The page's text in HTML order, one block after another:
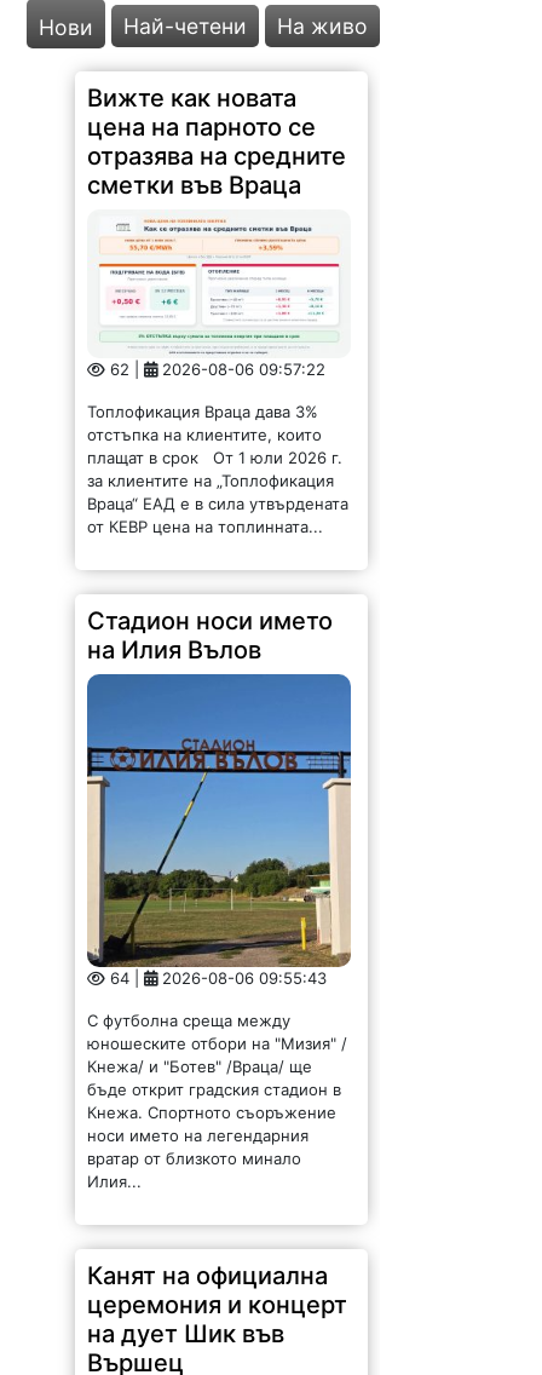
Нови Най-четени На живо
Вижте как новата
цена на парното се
отразява на средните
сметки във Враца
62 | 2026-08-06 09:57:22
Топлофикация Враца дава 3%
отстъпка на клиентите, които
плащат в срок От 1 юли 2026 г.
Враца“ ЕАД е в сила утвърдената
от КЕВР цена на топлинната...
Стадион носи името
на Илия Вълов
64 | 2026-08-06 09:55:43
С футболна среща между
юношеските отбори на "Мизия" /
Кнежа/ и "Ботев" /Враца/ ще
Кнежа. Спортното съоръжение
носи името на легендарния
вратар от близкото минало
Илия...
Канят на официална
церемония и концерт
на дует Шик във
Вършец